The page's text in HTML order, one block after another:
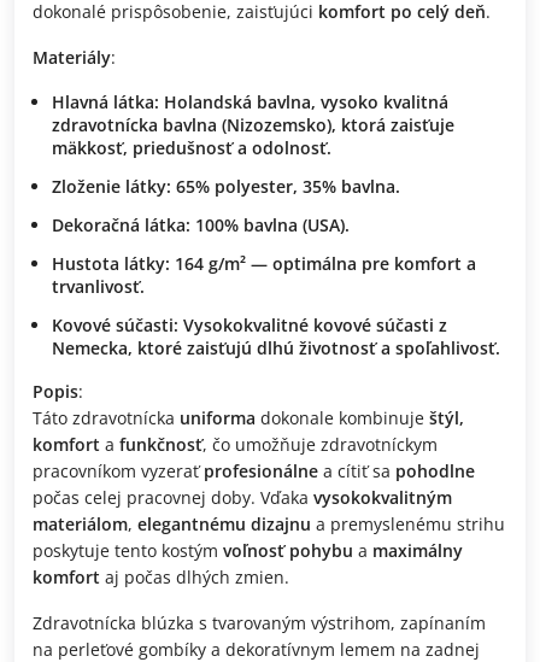
dokonalé prispôsobenie, zaisťujúci komfort po celý deň.
Materiály:
Hlavná látka: Holandská bavlna, vysoko kvalitná
zdravotnícka bavlna (Nizozemsko), ktorá zaisťuje
mäkkosť, priedušnosťa odolnosť.
Zloženie látky: 65% polyester, 35% bavlna.
Dekoračná látka: 100% bavlna (USA).
Hustota látky: 164 g/m² — optimálna pre komfort a
trvanlivosť.
Kovové súčasti: Vysokokvalitné kovové súčasti z
Nemecka, ktoré zaisťujú dlhú životnosťa spoľahlivosť.
Popis:
Táto zdravotnícka uniforma dokonale kombinuje štýl,
komfort a funkčnosť, čo umožňuje zdravotníckym
pracovníkom vyzeraťprofesionálne a cítiť sa pohodlne
počas celej pracovnej doby. Vďaka vysokokvalitným
materiálom, elegantnému dizajnu a premyslenému strihu
poskytuje tento kostým voľnosť pohybu a maximálny
komfort aj počas dlhých zmien.
Zdravotnícka blúzka s tvarovaným výstrihom, zapínaním
na perleťové gombíky a dekoratívnym lemem na zadnej